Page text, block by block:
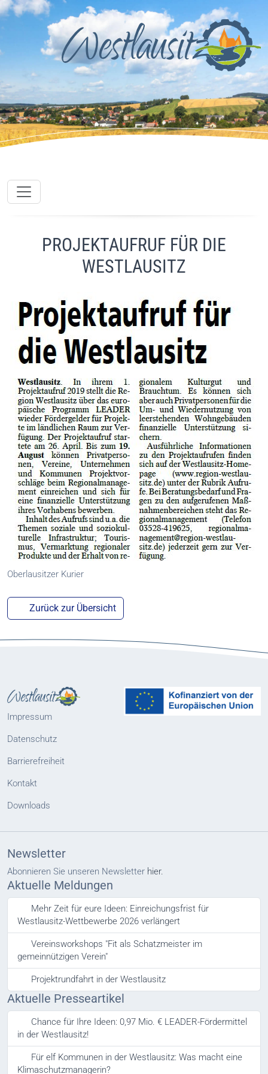
PROJEKTAUFRUF FÜR DIE
WESTLAUSITZ
Oberlausitzer Kurier
Zurück zur Übersicht
Impressum
Datenschutz
Barrierefreiheit
Kontakt
Downloads
Newsletter
Abonnieren Sie unseren Newsletter hier.
Aktuelle Meldungen
Mehr Zeit für eure Ideen: Einreichungsfrist für
Westlausitz-Wettbewerbe 2026 verlängert
Vereinsworkshops "Fit als Schatzmeister im
gemeinnützigen Verein"
Projektrundfahrt in der Westlausitz
Aktuelle Presseartikel
Chance für Ihre Ideen: 0,97 Mio. € LEADER-Fördermittel
in der Westlausitz!
Für elf Kommunen in der Westlausitz: Was macht eine
Klimaschutzmanagerin?